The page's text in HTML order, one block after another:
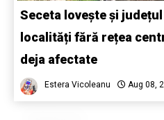
Seceta lovește și
localități fără rețea
deja afectate
Estera Vicoleanu Aug 08,